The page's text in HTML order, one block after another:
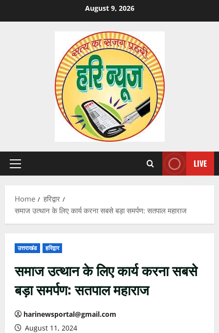
August 9, 2026
Primary
LIVE
Home
हरिद्वार
समाज उत्थान के लिए कार्य करना सबसे बड़ा समर्पण: सतपाल महाराज
उत्तराखंड हरिद्वार
समाज उत्थान के लिए कार्य करना सबसे
बड़ा समर्पण: सतपाल महाराज
harinewsportal@gmail.com
August 11, 2024